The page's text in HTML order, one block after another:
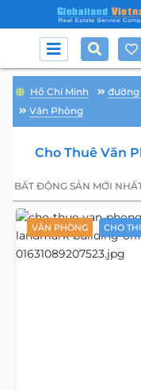
Hồ Chí Minh đường
Văn Phòng
Cho Thuê Văn
BẤT ĐỘNG SẢN MỚI
VĂN PHÒNG CHO